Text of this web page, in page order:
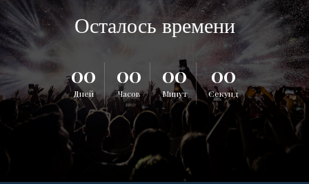
Осталось времени
00
Дней
00
Часов
00
Минут
00
Секунд